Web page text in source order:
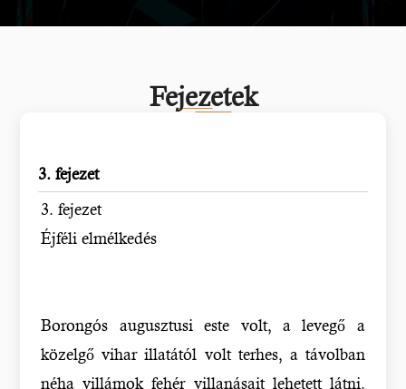
Fejezetek
3. fejezet
3. fejezet
Éjféli elmélkedés
Borongós augusztusi este volt, a levegő a
közelgő vihar illatától volt terhes, a távolban
néha villámok fehér villanásait lehetett látni.